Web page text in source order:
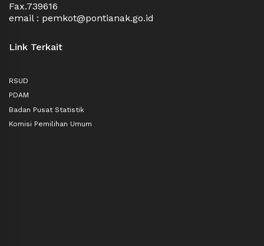
Fax.739616
email : pemkot@pontianak.go.id
Link Terkait
RSUD
PDAM
Badan Pusat Statistik
Komisi Pemilihan Umum